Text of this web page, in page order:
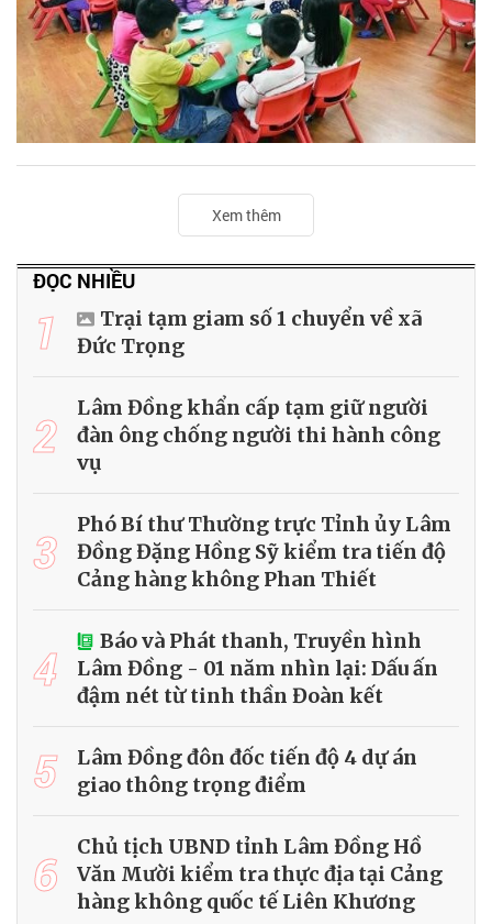
Xem thêm
ĐỌC NHIỀU
1
Trại tạm giam số 1 chuyển về xã
Đức Trọng
2
Lâm Đồng khẩn cấp tạm giữ người
đàn ông chống người thi hành công
vụ
3
Phó Bí thư Thường trực Tỉnh ủy Lâm
Đồng Đặng Hồng Sỹ kiểm tra tiến độ
Cảng hàng không Phan Thiết
4
Báo và Phát thanh, Truyền hình
Lâm Đồng - 01 năm nhìn lại: Dấu ấn
đậm nét từ tinh thần Đoàn kết
5
Lâm Đồng đôn đốc tiến độ 4 dự án
giao thông trọng điểm
6
Chủ tịch UBND tỉnh Lâm Đồng Hồ
Văn Mười kiểm tra thực địa tại Cảng
hàng không quốc tế Liên Khương